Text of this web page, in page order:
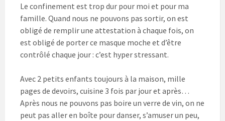
Le confinement est trop dur pour moi et pour ma
famille. Quand nous ne pouvons pas sortir, on est
obligé de remplir une attestation à chaque fois, on
est obligé de porter ce masque moche et d’être
contrôlé chaque jour : c’est hyper stressant.
Avec 2 petits enfants toujours à la maison, mille
pages de devoirs, cuisine 3 fois par jour et après…
Après nous ne pouvons pas boire un verre de vin, on ne
peut pas aller en boîte pour danser, s’amuser un peu,